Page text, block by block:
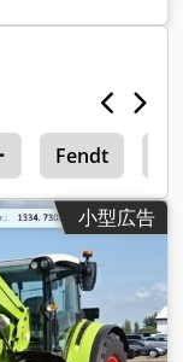
:1,061 h, 装備:キ
Fendt
小型広告